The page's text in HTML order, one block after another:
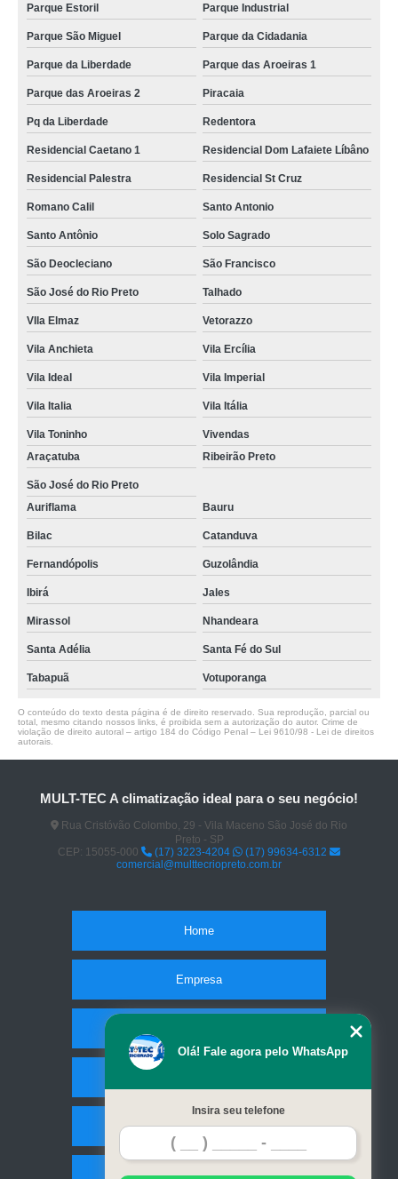
Parque Estoril Parque Industrial
Parque São Miguel Parque da Cidadania
Parque da Liberdade Parque das Aroeiras 1
Parque das Aroeiras 2 Piracaia
Pq da Liberdade Redentora
Residencial Caetano 1 Residencial Dom Lafaiete Líbâno
Residencial Palestra Residencial St Cruz
Romano Calil Santo Antonio
Santo Antônio Solo Sagrado
São Deocleciano São Francisco
São José do Rio Preto Talhado
VIla Elmaz Vetorazzo
Vila Anchieta Vila Ercília
Vila Ideal Vila Imperial
Vila Italia Vila Itália
Vila Toninho
Vivendas
Araçatuba
Ribeirão Preto
São José do Rio Preto
Auriflama
Bauru
Bilac Catanduva
Fernandópolis Guzolândia
Ibirá Jales
Mirassol Nhandeara
Santa Adélia Santa Fé do Sul
Tabapuã Votuporanga
O conteúdo do texto desta página é de direito reservado. Sua reprodução, parcial ou
total, mesmo citando nossos links, é proibida sem a autorização do autor. Crime de
violação de direito autoral – artigo 184 do Código Penal – Lei 9610/98 - Lei de direitos
autorais
MULT-TEC A climatização ideal para o seu negócio!
Rua Cristóvão Colombo, 29 - Vila Maceno São José do Rio
Preto - SP
CEP: 15055-000
(17) 3223-4204
(17) 99634-6312
comercial@multtecriopreto.com.br
Home
Empresa
Contato
Mapa do site
Olá! Fale agora pelo WhatsApp
Insira seu telefone